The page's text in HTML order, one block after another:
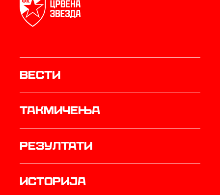
Вести
Такмичења
резултати
историја